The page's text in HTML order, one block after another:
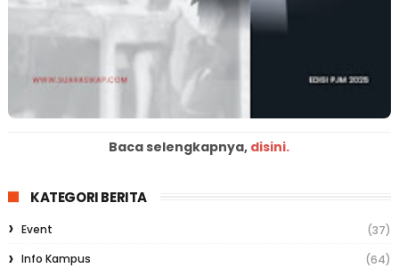
Baca selengkapnya, disini.
KATEGORI BERITA
Event
(37)
Info Kampus
(64)